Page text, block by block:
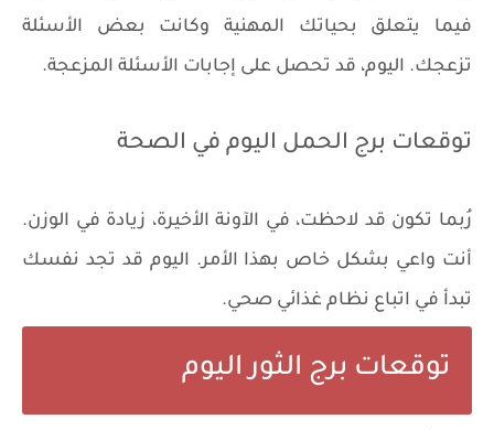
فيما يتعلق بحياتك المهنية وكانت بعض الأسئلة
تزعجك. اليوم، قد تحصل على إجابات الأسئلة المزعجة.
توقعات برج الحمل اليوم في الصحة
رُبما تكون قد لاحظت، في الآونة الأخيرة، زيادة في الوزن.
أنت واعي بشكل خاص بهذا الأمر. اليوم قد تجد نفسك
تبدأ في اتباع نظام غذائي صحي.
توقعات برج الثور اليوم